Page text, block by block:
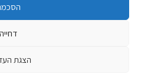
דחייה
הצגת